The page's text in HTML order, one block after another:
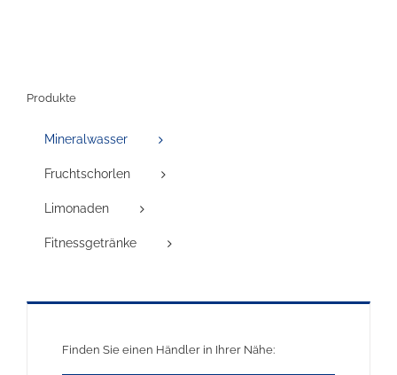
Produkte
Mineralwasser
Fruchtschorlen
Limonaden
Fitnessgetränke
Finden Sie einen Händler in Ihrer Nähe: